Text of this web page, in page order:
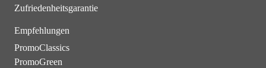
Zufriedenheitsgarantie
Empfehlungen
PromoClassics
PromoGreen